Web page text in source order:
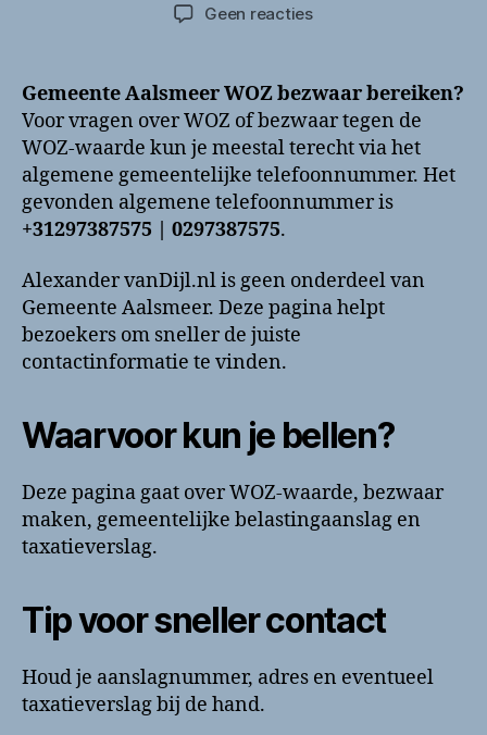
Geen reactiesop
bellen?
Telefoonnummer
en
contactinformatie
Gemeente Aalsmeer WOZ bezwaar bereiken?
Voor vragen over WOZ of bezwaar tegen de
WOZ-waarde kun je meestal terecht via het
algemene gemeentelijke telefoonnummer. Het
gevonden algemene telefoonnummer is
+31297387575 | 0297387575.
Alexander vanDijl.nl is geen onderdeel van
Gemeente Aalsmeer. Deze pagina helpt
bezoekers om sneller de juiste
contactinformatie te vinden.
Waarvoor kun je bellen?
Deze pagina gaat over WOZ-waarde, bezwaar
maken, gemeentelijke belastingaanslag en
taxatieverslag.
Tip voor sneller contact
Houd je aanslagnummer, adres en eventueel
taxatieverslag bij de hand.